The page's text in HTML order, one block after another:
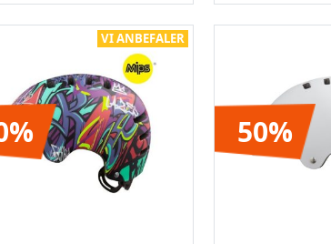
VI ANBEFALER
50%